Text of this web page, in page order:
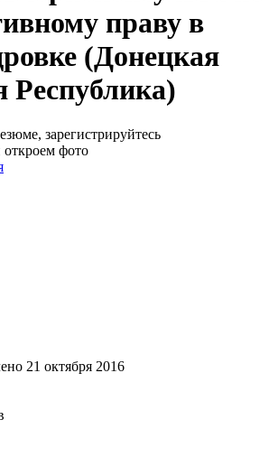
праву в
(Донецкая
Республика)
зарегистрируйтесь
откроем фото
21 октября 2016